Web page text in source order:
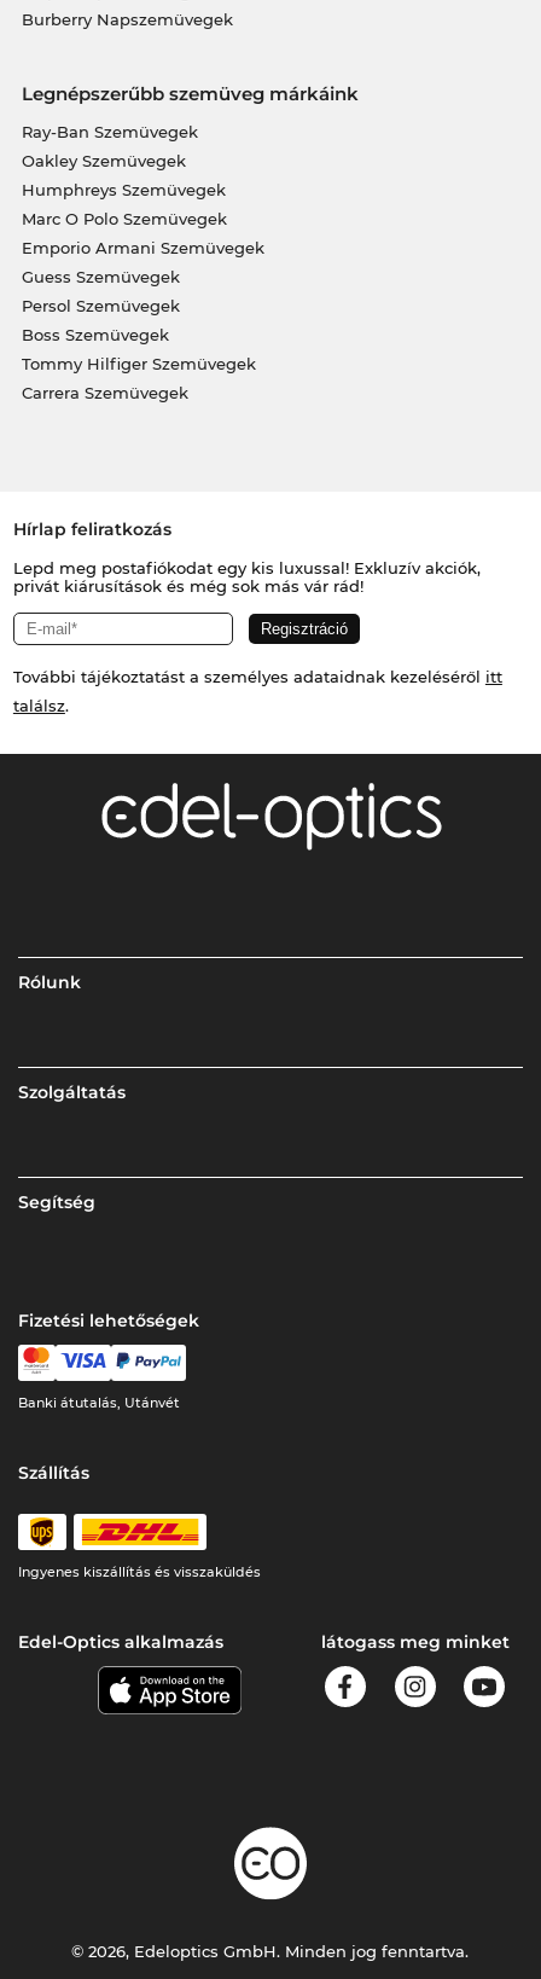
Burberry Napszemüvegek
Legnépszerűbb szemüveg márkáink
Ray-Ban Szemüvegek
Oakley Szemüvegek
Humphreys Szemüvegek
Marc O Polo Szemüvegek
Emporio Armani Szemüvegek
Guess Szemüvegek
Persol Szemüvegek
Boss Szemüvegek
Tommy Hilfiger Szemüvegek
Carrera Szemüvegek
Hírlap feliratkozás
Lepd meg postafiókodat egy kis luxussal! Exkluzív akciók,
privát kiárusítások és még sok más vár rád!
További tájékoztatást a személyes adataidnak kezeléséről itt
találsz.
Rólunk
Szolgáltatás
Segítség
Fizetési lehetőségek
Banki átutalás, Utánvét
Szállítás
Ingyenes kiszállítás és visszaküldés
Edel-Optics alkalmazás látogass meg minket
© 2026, Edeloptics GmbH. Minden jog fenntartva.